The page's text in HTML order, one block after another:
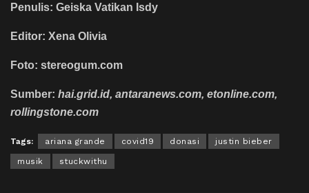
Penulis: Geiska Vatikan Isdy
Editor: Xena Olivia
Foto: stereogum.com
Sumber: hai.grid.id, antaranews.com, etonline.com,
rollingstone.com
Tags: ariana grande covid19 donasi justin bieber
musik stuckwithu